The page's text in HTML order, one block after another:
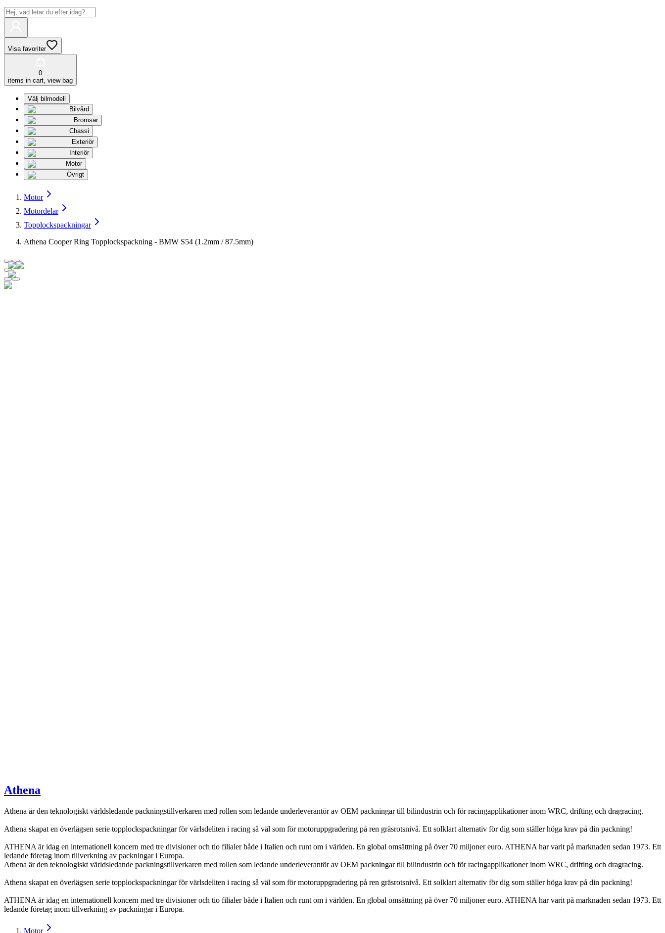
Visa favoriter
0
items in cart, view bag
Välj bilmodell
Bilvård
Bromsar
Chassi
Exteriör
Interiör
Motor
Övrigt
Motor
Motordelar
Topplockspackningar
Athena Cooper Ring Topplockspackning - BMW S54 (1.2mm / 87.5mm)
Athena
Athena är den teknologiskt världsledande packningstillverkaren med rollen som ledande underleverantör av OEM packningar till bilindustrin och för racingapplikationer inom WRC, drifting och dragracing.
Athena skapat en överlägsen serie topplockspackningar för värlsdeliten i racing så väl som för motoruppgradering på ren gräsrotsnivå. Ett solklart alternativ för dig som ställer höga krav på din packning!
ATHENA är idag en internationell koncern med tre divisioner och tio filialer både i Italien och runt om i världen. En global omsättning på över 70 miljoner euro. ATHENA har varit på marknaden sedan 1973. Ett
ledande företag inom tillverkning av packningar i Europa.
Athena är den teknologiskt världsledande packningstillverkaren med rollen som ledande underleverantör av OEM packningar till bilindustrin och för racingapplikationer inom WRC, drifting och dragracing.
Athena skapat en överlägsen serie topplockspackningar för värlsdeliten i racing så väl som för motoruppgradering på ren gräsrotsnivå. Ett solklart alternativ för dig som ställer höga krav på din packning!
ATHENA är idag en internationell koncern med tre divisioner och tio filialer både i Italien och runt om i världen. En global omsättning på över 70 miljoner euro. ATHENA har varit på marknaden sedan 1973. Ett
ledande företag inom tillverkning av packningar i Europa.
Motor